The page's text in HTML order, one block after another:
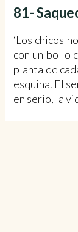
81-
‘Los chicos
con un bollo
planta de
esquina. El
en serio, la